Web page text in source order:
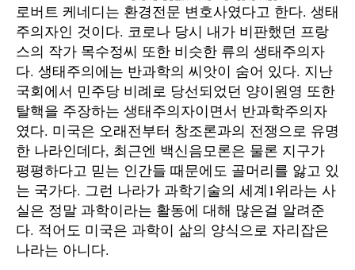
로버트 케네디는 환경전문 변호사였다고 한다. 생태
주의자인 것이다. 코로나 당시 내가 비판했던 프랑
스의 작가 목수정씨 또한 비슷한 류의 생태주의자
다. 생태주의에는 반과학의 씨앗이 숨어 있다. 지난
국회에서 민주당 비례로 당선되었던 양이원영 또한
탈핵을 주장하는 생태주의자이면서 반과학주의자
였다. 미국은 오래전부터 창조론과의 전쟁으로 유명
한 나라인데다, 최근엔 백신음모론은 물론 지구가
평평하다고 믿는 인간들 때문에도 골머리를 앓고 있
는 국가다. 그런 나라가 과학기술의 세계1위라는 사
실은 정말 과학이라는 활동에 대해 많은걸 알려준
다. 적어도 미국은 과학이 삶의 양식으로 자리잡은
나라는 아니다.